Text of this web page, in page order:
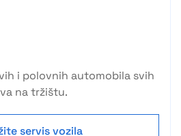
i polovnih automobila svih
na tržištu.
servis vozila